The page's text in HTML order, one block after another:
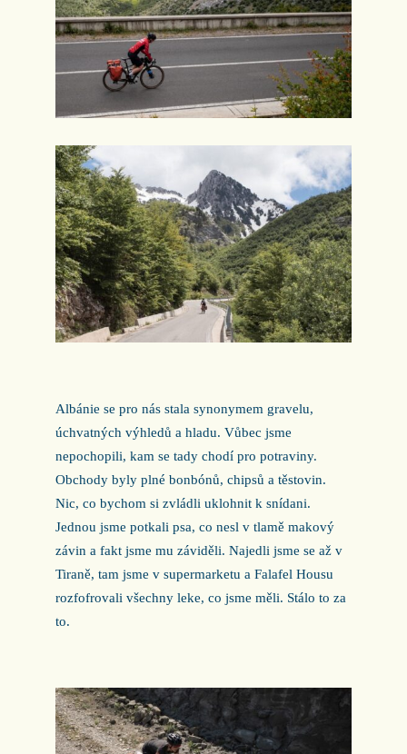
Albánie se pro nás stala synonymem gravelu,
úchvatných výhledů a hladu. Vůbec jsme
nepochopili, kam se tady chodí pro potraviny.
Obchody byly plné bonbónů, chipsů a těstovin.
Nic, co bychom si zvládli uklohnit k snídani.
Jednou jsme potkali psa, co nesl v tlamě makový
závin a fakt jsme mu záviděli. Najedli jsme se až v
Tiraně, tam jsme v supermarketu a Falafel Housu
rozfofrovali všechny leke, co jsme měli. Stálo to za
to.